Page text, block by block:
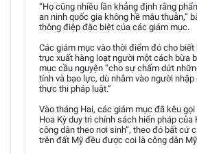
“Họ cũng nhiều lần khẳng định rằng
an ninh quốc gia không hề mâu thuẫn,”
thông điệp đặc biệt của các giám mục.
Các giám mục vào thời điểm đó cho biết
trục xuất hàng loạt người một cách bừa
mục cầu nguyện “cho sự chấm dứt
tính và bạo lực, dù nhắm vào người
thực thi pháp luật.”
Vào tháng Hai, các giám mục đã kêu gọi
Hoa Kỳ duy trì chính sách hiến pháp của
công dân theo nơi sinh”, theo đó bất cứ
trên đất Mỹ đều được coi là công dân Mỹ.